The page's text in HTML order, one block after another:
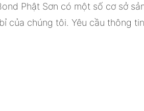
Phật Sơn có một số cơ sở
của chúng tôi. Yêu cầu thông